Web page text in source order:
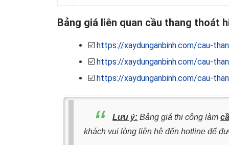
Bảng giá liên quan cầu thang thoát
☑️ https://xaydunganbinh.com/cau-
☑️ https://xaydunganbinh.com/cau-
☑️ https://xaydunganbinh.com/cau-
Lưu ý: Bảng giá thi công làm
khách vui lòng liên hệ đến hotline để